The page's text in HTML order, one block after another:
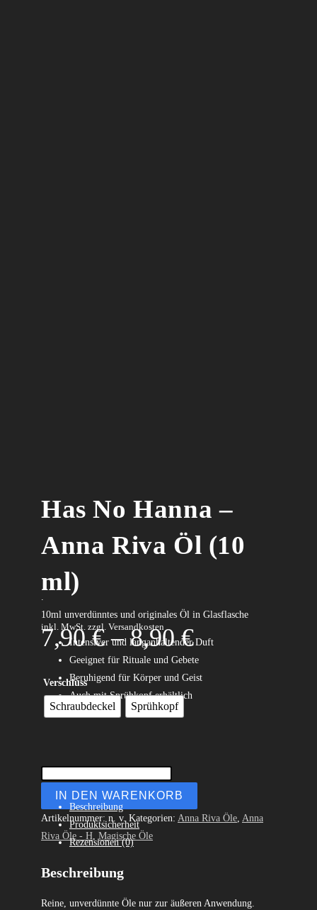
Has No Hanna –
Anna Riva Öl (10
ml)
7,90€–8,90€
inkl. MwSt. zzgl. Versandkosten
10ml unverdünntes und originales Öl in Glasflasche
Intensiver und langanhaltender Duft
Geeignet für Rituale und Gebete
Beruhigend für Körper und Geist
Auch mit Sprühkopf erhältlich
Verschluss
Schraubdeckel Sprühkopf
IN DEN WARENKORB
Artikelnummer: n. v. Kategorien: Anna Riva Öle Anna
Riva Öle - H Magische Öle
Beschreibung
Produktsicherheit
Rezensionen (0)
Beschreibung
Reine, unverdünnte Öle nur zur äußeren Anwendung.